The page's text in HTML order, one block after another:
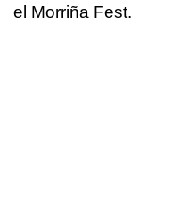
el Morriña Fest.